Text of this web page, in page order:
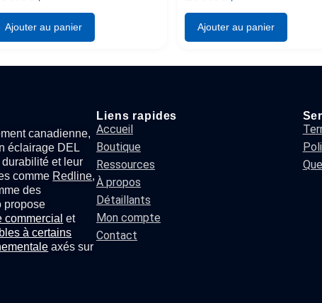
Ajouter au panier Ajouter au panier
canadienne,
éclairage DEL
et leur
comme Redline,
des
propose
commercial et
à certains
axés sur
Liens rapides
Accueil
Boutique
Ressources
À propos
Détaillants
Mon compte
Contact